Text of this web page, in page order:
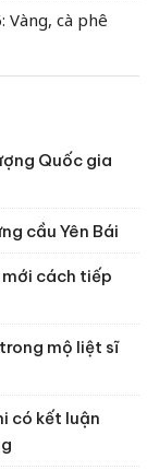
Vàng, cà phê
Quốc gia
cầu Yên Bái
mới cách tiếp
mộ liệt sĩ
có kết luận